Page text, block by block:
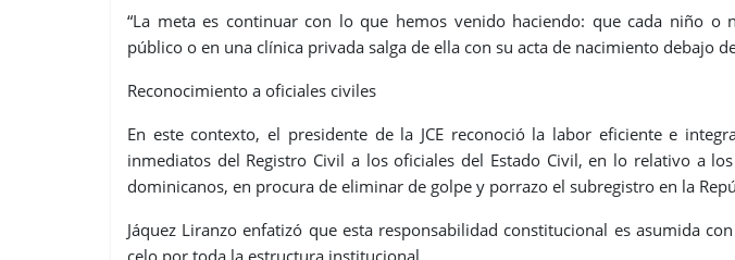
“La meta es continuar con lo que hemos venido haciendo: que cada niño o
público o en una clínica privada salga de ella con su acta de nacimiento debajo
Reconocimiento a oficiales civiles
En este contexto, el presidente de la JCE reconoció la labor eficiente e
inmediatos del Registro Civil a los oficiales del Estado Civil, en lo relativo a
dominicanos, en procura de eliminar de golpe y porrazo el subregistro en la
Jáquez Liranzo enfatizó que esta responsabilidad constitucional es asumida